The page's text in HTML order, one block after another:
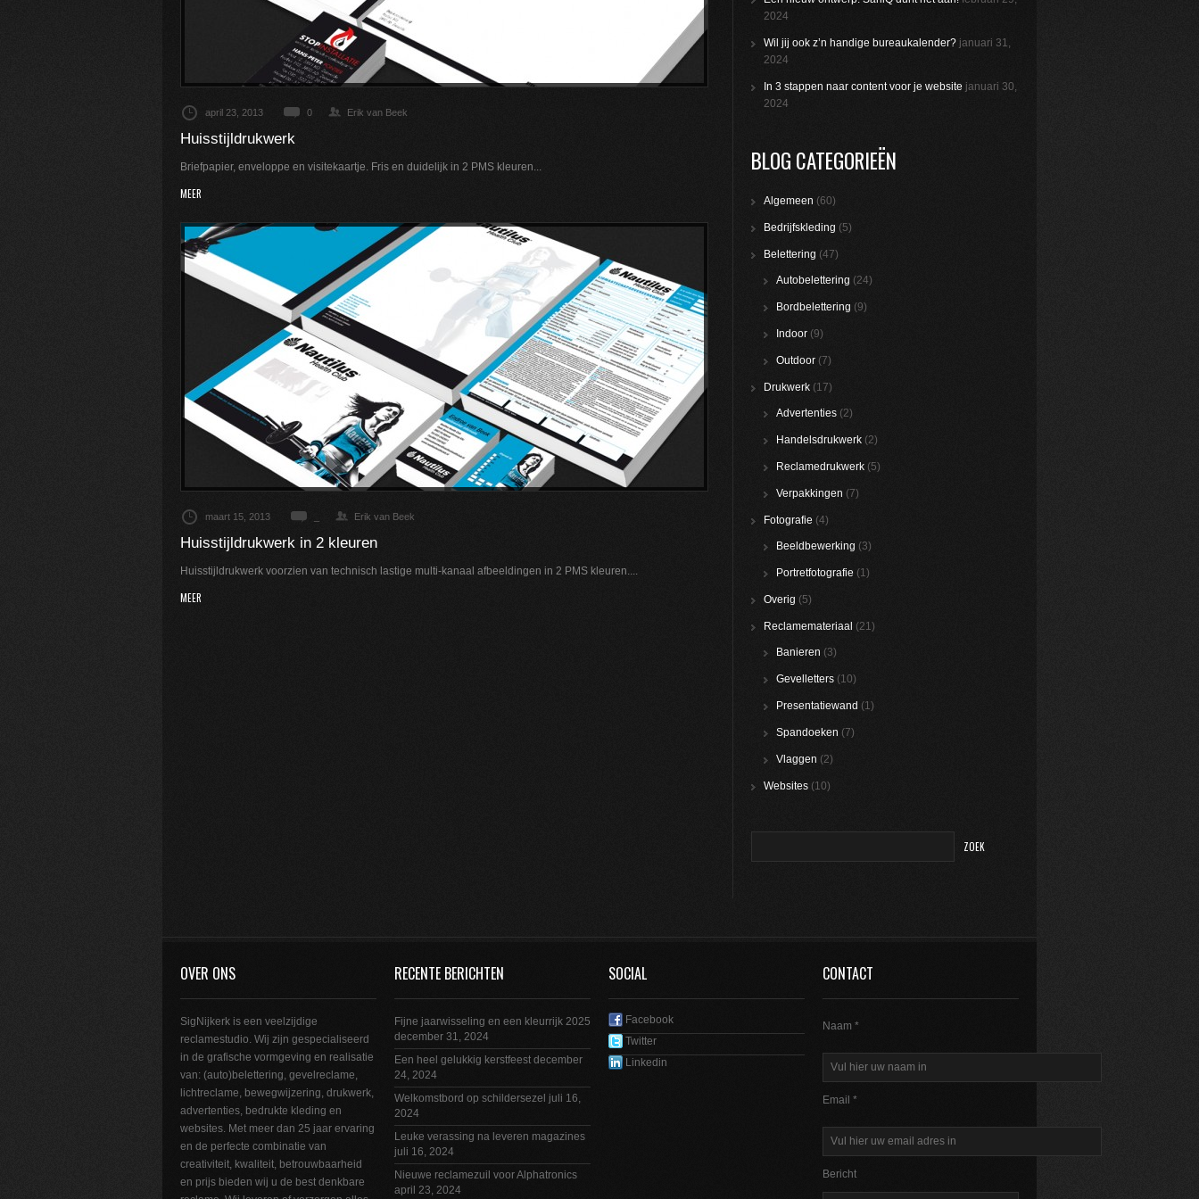
april 23, 2013 0 Erik van Beek
Huisstijldrukwerk
Briefpapier, enveloppe en visitekaartje. Fris en duidelijk in 2 PMS kleuren...
MEER
maart 15, 2013 Erik van Beek
Huisstijldrukwerk in 2 kleuren
Huisstijldrukwerk voorzien van technisch lastige multi-kanaal afbeeldingen in 2 PMS kleuren....
MEER
2024
Wil jij ook z’n handige bureaukalender? januari 31,
2024
In 3 stappen naar content voor je website januari 30,
2024
BLOG CATEGORIEËN
Algemeen (60)
Bedrijfskleding (5)
Belettering (47)
Autobelettering (24)
Bordbelettering (9)
Indoor (9)
Outdoor (7)
Drukwerk (17)
Advertenties (2)
Handelsdrukwerk (2)
Reclamedrukwerk (5)
Verpakkingen (7)
Fotografie (4)
Beeldbewerking (3)
Portretfotografie (1)
Overig (5)
Reclamemateriaal (21)
Banieren (3)
Gevelletters (10)
Presentatiewand (1)
Spandoeken (7)
Vlaggen (2)
Websites (10)
OVER ONS
SigNijkerk is een veelzijdige
reclamestudio. Wij zijn gespecialiseerd
in de grafische vormgeving en realisatie
van: (auto)belettering, gevelreclame,
lichtreclame, bewegwijzering, drukwerk,
advertenties, bedrukte kleding en
websites. Met meer dan 25 jaar ervaring
en de perfecte combinatie van
creativiteit, kwaliteit, betrouwbaarheid
en prijs bieden wij u de best denkbare
RECENTE BERICHTEN
Fijne jaarwisseling en een kleurrijk 2025
december 31, 2024
Een heel gelukkig kerstfeest december
24, 2024
Welkomstbord op schildersezel juli 16,
2024
Leuke verassing na leveren magazines
juli 16, 2024
Nieuwe reclamezuil voor Alphatronics
april 23, 2024
SOCIAL
Facebook
Twitter
Linkedin
CONTACT
Naam *
Email *
Bericht